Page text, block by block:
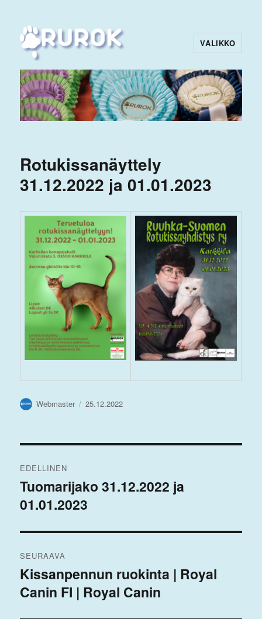
Rurok
VALIKKO
Rotukissanäyttely
31.12.2022 ja 01.01.2023
Kirjoittaja
Webmaster Julkaistu
25.12.2022
selaus
EDELLINEN
Edellinen
artikkeli:
Tuomarijako 31.12.2022 ja
01.01.2023
SEURAAVA
Seuraava
artikkeli:
Kissanpennun ruokinta | Royal
Canin FI | Royal Canin